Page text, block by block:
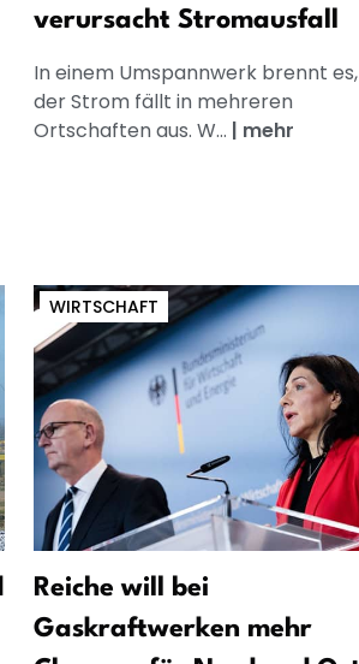
verursacht Stromausfall
In einem Umspannwerk brennt es,
der Strom fällt in mehreren
Ortschaften aus. W... | mehr
WIRTSCHAFT
Reiche will bei
Gaskraftwerken mehr